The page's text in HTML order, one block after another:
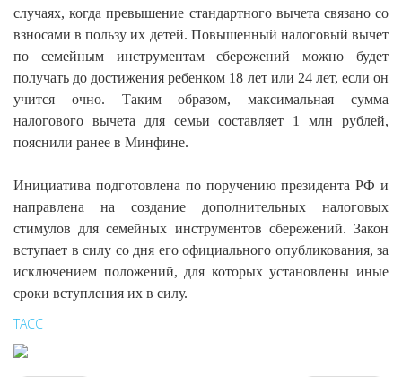
случаях, когда превышение стандартного вычета связано со
взносами в пользу их детей. Повышенный налоговый вычет
по семейным инструментам сбережений можно будет
получать до достижения ребенком 18 лет или 24 лет, если он
учится очно. Таким образом, максимальная сумма
налогового вычета для семьи составляет 1 млн рублей,
пояснили ранее в Минфине.
Инициатива подготовлена по поручению президента РФ и
направлена на создание дополнительных налоговых
стимулов для семейных инструментов сбережений. Закон
вступает в силу со дня его официального опубликования, за
исключением положений, для которых установлены иные
сроки вступления их в силу.
ТАСС